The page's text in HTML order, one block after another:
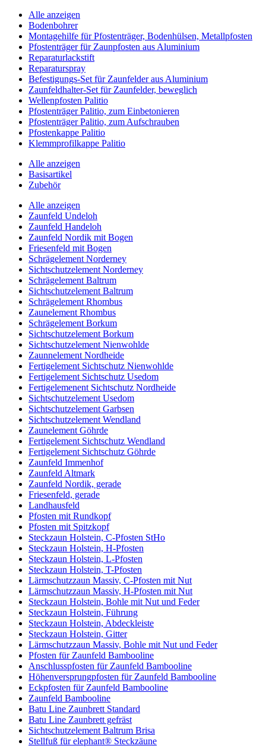
Alle anzeigen
Bodenbohrer
Montagehilfe für Pfostenträger, Bodenhülsen, Metallpfosten
Pfostenträger für Zaunpfosten aus Aluminium
Reparaturlackstift
Reparaturspray
Befestigungs-Set für Zaunfelder aus Aluminium
Zaunfeldhalter-Set für Zaunfelder, beweglich
Wellenpfosten Palitio
Pfostenträger Palitio, zum Einbetonieren
Pfostenträger Palitio, zum Aufschrauben
Pfostenkappe Palitio
Klemmprofilkappe Palitio
Alle anzeigen
Basisartikel
Zubehör
Alle anzeigen
Zaunfeld Undeloh
Zaunfeld Handeloh
Zaunfeld Nordik mit Bogen
Friesenfeld mit Bogen
Schrägelement Norderney
Sichtschutzelement Norderney
Schrägelement Baltrum
Sichtschutzelement Baltrum
Schrägelement Rhombus
Zaunelement Rhombus
Schrägelement Borkum
Sichtschutzelement Borkum
Sichtschutzelement Nienwohlde
Zaunnelement Nordheide
Fertigelement Sichtschutz Nienwohlde
Fertigelement Sichtschutz Usedom
Fertigelemenent Sichtschutz Nordheide
Sichtschutzelement Usedom
Sichtschutzelement Garbsen
Sichtschutzelement Wendland
Zaunelement Göhrde
Fertigelement Sichtschutz Wendland
Fertigelement Sichtschutz Göhrde
Zaunfeld Immenhof
Zaunfeld Altmark
Zaunfeld Nordik, gerade
Friesenfeld, gerade
Landhausfeld
Pfosten mit Rundkopf
Pfosten mit Spitzkopf
Steckzaun Holstein, C-Pfosten StHo
Steckzaun Holstein, H-Pfosten
Steckzaun Holstein, L-Pfosten
Steckzaun Holstein, T-Pfosten
Lärmschutzzaun Massiv, C-Pfosten mit Nut
Lärmschutzzaun Massiv, H-Pfosten mit Nut
Steckzaun Holstein, Bohle mit Nut und Feder
Steckzaun Holstein, Führung
Steckzaun Holstein, Abdeckleiste
Steckzaun Holstein, Gitter
Lärmschutzzaun Massiv, Bohle mit Nut und Feder
Pfosten für Zaunfeld Bambooline
Anschlusspfosten für Zaunfeld Bambooline
Höhenversprungpfosten für Zaunfeld Bambooline
Eckpfosten für Zaunfeld Bambooline
Zaunfeld Bambooline
Batu Line Zaunbrett Standard
Batu Line Zaunbrett gefräst
Sichtschutzelement Baltrum Brisa
Stellfuß für elephant® Steckzäune